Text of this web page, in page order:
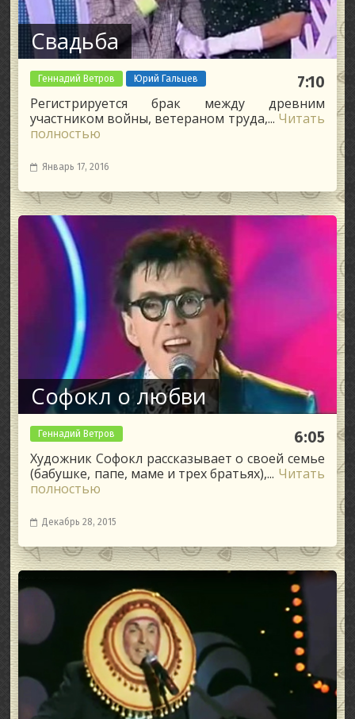
Свадьба
Геннадий Ветров Юрий Гальцев 7:10
Регистрируется брак между древним
участником войны, ветераном труда,... Читать
полностью
Январь 17, 2016
Софокл о любви
Геннадий Ветров 6:05
Художник Софокл рассказывает о своей семье
(бабушке, папе, маме и трех братьях),... Читать
полностью
Декабрь 28, 2015